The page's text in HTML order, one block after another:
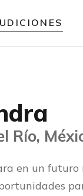
Río,
en un futuro